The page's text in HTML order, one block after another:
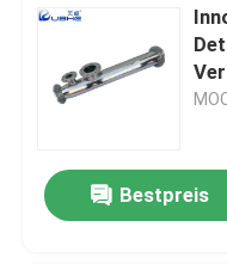
Bestpreis